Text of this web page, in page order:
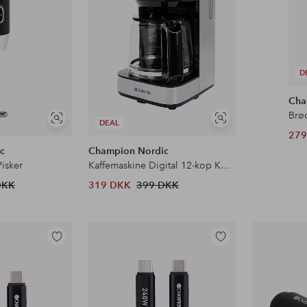
Se
DEAL
Se
Champion Nordic
Kaffemaskine Digital 12-kop KB400
319 DKK 399 DKK
Tilføj
Tilføj